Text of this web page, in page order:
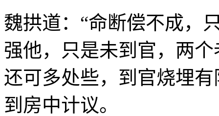
魏拱道：“命断偿不成，
强他，只是未到官，两
还可多处些，到官烧埋
到房中计议。